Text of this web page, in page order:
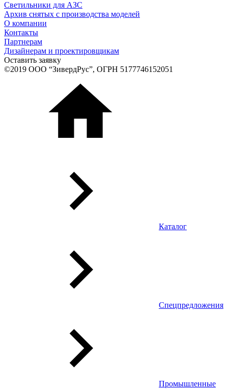
Светильники для АЗС
Архив снятых с производства моделей
О компании
Контакты
Партнерам
Дизайнерам и проектировщикам
Оставить заявку
©2019 ООО “ЗивердРус”, ОГРН 5177746152051
Каталог
Спецпредложения
Промышленные